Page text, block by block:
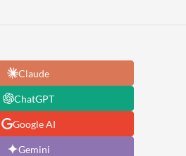
Claude
ChatGPT
Google AI
Gemini